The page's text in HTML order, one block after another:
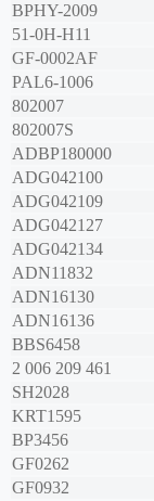
BPHY-2009
51-0H-H11
GF-0002AF
PAL6-1006
802007
802007S
ADBP180000
ADG042100
ADG042109
ADG042127
ADG042134
ADN11832
ADN16130
ADN16136
BBS6458
2 006 209 461
SH2028
KRT1595
BP3456
GF0262
GF0932